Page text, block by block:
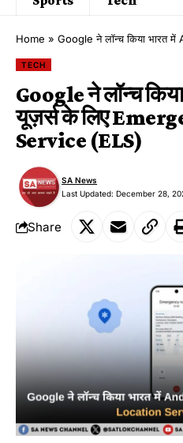
Home » Google ने लॉन्च किया भारत में Android
TECH
Google ने लॉन्च
यूज़र्स के लिए
Service (ELS)
Last Updated: December 28,
SA News
Share